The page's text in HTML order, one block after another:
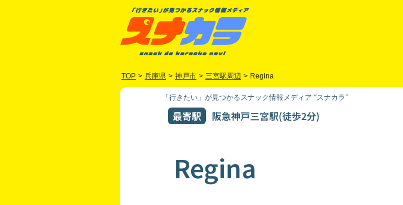
TOP > 兵庫県 > 神戸市 > 三宮駅周辺 > Regina
「行きたい」が見つかるスナック情報メディア “スナカラ”
最寄駅 阪急神戸三宮駅(徒歩2分)
Regina